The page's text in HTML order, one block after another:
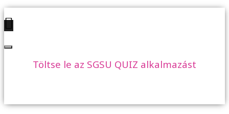
Töltse le az SGSU QUIZ alkalmazást